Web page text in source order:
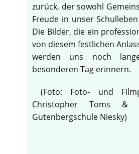
zurück, der sowohl
Freude in unser
Die Bilder, die ein
von diesem festlichen
werden uns noch
besonderen Tag erinnern.
(Foto: Foto- und
Christopher Toms &
Gutenbergschule Niesky)